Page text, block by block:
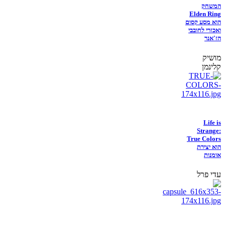
המשחק
Elden Ring
הוא מסע קסום
ואכזרי לחובבי
הז'אנר
מושיק
קלינמן
Life is
Strange:
True Colors
הוא יצירת
אומנות
עדי פרל